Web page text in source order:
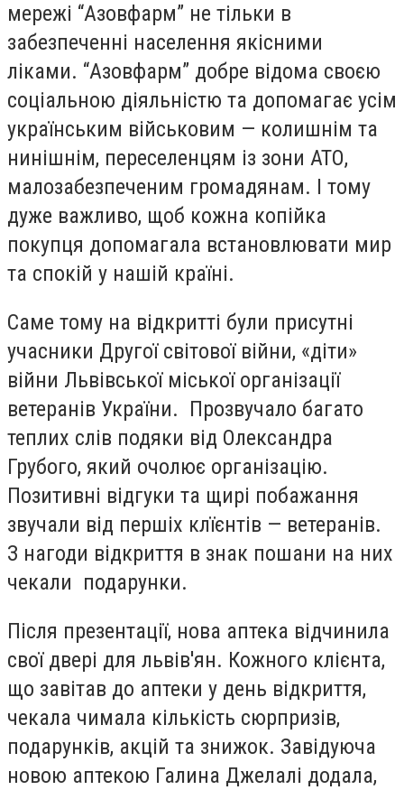
мережі “Азовфарм” не тільки в
забезпеченні населення якісними
ліками. “Азовфарм” добре відома своєю
соціальною діяльністю та допомагає усім
українським військовим — колишнім та
нинішнім, переселенцям із зони АТО,
малозабезпеченим громадянам. І тому
дуже важливо, щоб кожна копійка
покупця допомагала встановлювати мир
та спокій у нашій країні.
Саме тому на відкритті були присутні
учасники Другої світової війни, «діти»
війни Львівської міської організації
ветеранів України. Прозвучало багато
теплих слів подяки від Олександра
Грубого, який очолює організацію.
Позитивні відгуки та щирі побажання
звучали від першіх клїєнтів — ветеранів.
З нагоди відкриття в знак пошани на них
чекали подарунки.
Після презентації, нова аптека відчинила
свої двері для львів'ян. Кожного клієнта,
що завітав до аптеки у день відкриття,
чекала чимала кількість сюрпризів,
подарунків, акцій та знижок. Завідуюча
новою аптекою Галина Джелалі додала,